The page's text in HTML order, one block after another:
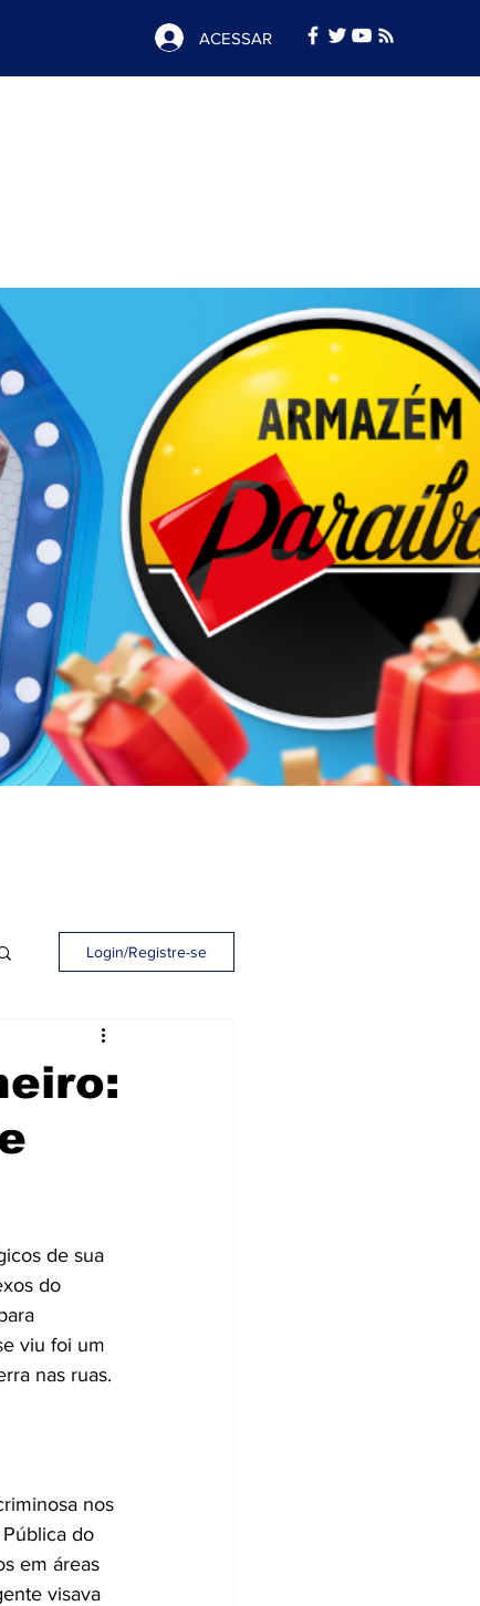
ACESSAR
Login/Registre-se
de sua
do
viu foi um
nas ruas.
nos
do
em áreas
visava